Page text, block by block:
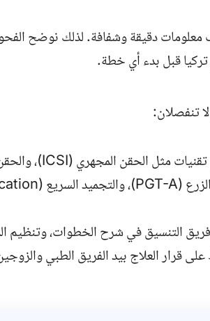
معلومات دقيقة وشفافة. لذلك نوضح
تركيا قبل بدء أي خطة.
تنفصلان:
مثل الحقن المجهري (ICSI)،
(
PGT-A
التنسيق في شرح الخطوات، وتنظيم
قرار العلاج بيد الفريق الطبي